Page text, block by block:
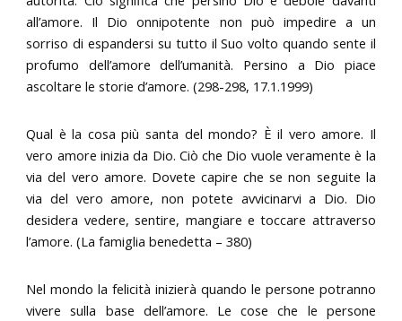
all’amore. Il Dio onnipotente non può impedire a un
sorriso di espandersi su tutto il Suo volto quando sente il
profumo dell’amore dell’umanità. Persino a Dio piace
ascoltare le storie d’amore. (298-298, 17.1.1999)
Qual è la cosa più santa del mondo? È il vero amore. Il
vero amore inizia da Dio. Ciò che Dio vuole veramente è la
via del vero amore. Dovete capire che se non seguite la
via del vero amore, non potete avvicinarvi a Dio. Dio
desidera vedere, sentire, mangiare e toccare attraverso
l’amore. (La famiglia benedetta – 380)
Nel mondo la felicità inizierà quando le persone potranno
vivere sulla base dell’amore. Le cose che le persone